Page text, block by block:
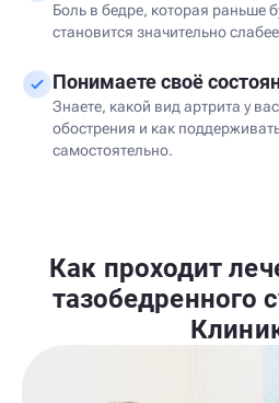
Боль в бедре, которая раньше
становится значительно
Понимаете своё
Знаете, какой вид артрита у
обострения и как
самостоятельно.
Как проходит
тазобедренного